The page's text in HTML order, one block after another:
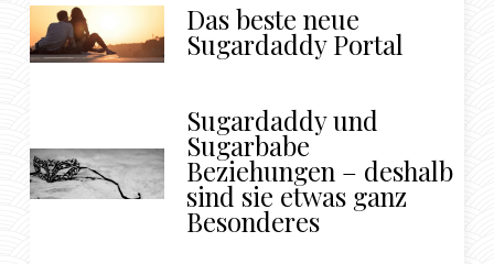
Das beste neue
Sugardaddy Portal
Sugardaddy und
Sugarbabe
Beziehungen – deshalb
sind sie etwas ganz
Besonderes